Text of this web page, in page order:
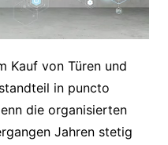
Kauf von Türen und
in puncto
die organisierten
Jahren stetig